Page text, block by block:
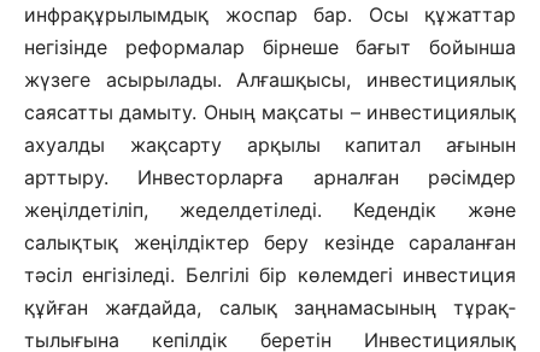
инфрақұрылымдық жоспар бар. Осы құжаттар
негізінде реформалар бірнеше бағыт бойынша
жүзеге асырылады. Алғашқысы, инвестициялық
саясатты дамыту. Оның мақсаты – инвестициялық
ахуалды жақсарту арқылы капитал ағынын
арттыру. Инвесторларға арналған рәсімдер
жеңілдетіліп, жеделдетіледі. Кедендік және
салықтық жеңілдіктер беру кезінде сараланған
тәсіл енгізіледі. Белгілі бір көлемдегі инвестиция
құй­ған жағдайда, салық заңнамасының тұрақ­
тылығына кепілдік беретін Инвес­тициялық